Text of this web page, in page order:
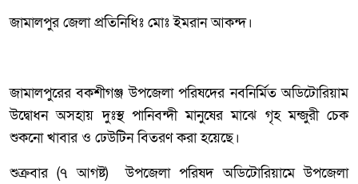
জামালপুর জেলা প্রতিনিধিঃ মোঃ ইমরান আকন্দ।
জামালপুরের বকশীগঞ্জ উপজেলা পরিষদের নবনির্মিত অডিটোরিয়াম
উদ্বোধন অসহায় দুঃস্থ পানিবন্দী মানুষের মাঝে গৃহ মন্জুরী চেক
শুকনো খাবার ও ঢেউটিন বিতরণ করা হয়েছে।
শুক্রবার (৭ আগষ্ট) উপজেলা পরিষদ অডিটোরিয়ামে উপজেলা